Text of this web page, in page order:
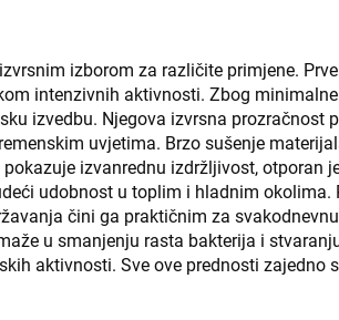
izborom za različite primjene.
intenzivnih aktivnosti. Zbog
izvedbu. Njegova izvrsna prozračnost
uvjetima. Brzo sušenje
izvanrednu izdržljivost, otporan
udobnost u toplim i hladnim
čini ga praktičnim za
u smanjenju rasta bakterija i
aktivnosti. Sve ove prednosti zajedno